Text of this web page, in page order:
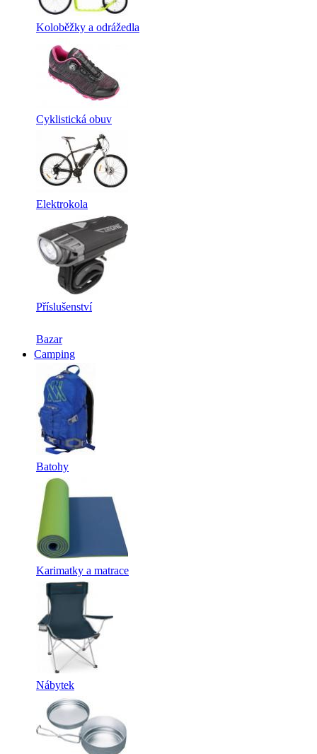
Koloběžky a odrážedla
Cyklistická obuv
Elektrokola
Příslušenství
Bazar
Camping
Batohy
Karimatky a matrace
Nábytek